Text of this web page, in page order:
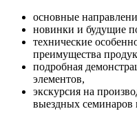
основные
новинки и будущие
технические
преимущества
подробная
элементов,
экскурсия на
выездных семинаров